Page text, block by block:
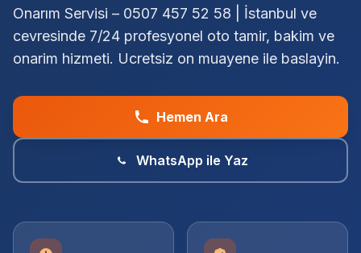
Onarım Servisi – 0507 457 52 58 | İstanbul ve
cevresinde 7/24 profesyonel oto tamir, bakim ve
onarim hizmeti. Ucretsiz on muayene ile baslayin.
Hemen Ara
WhatsApp ile Yaz